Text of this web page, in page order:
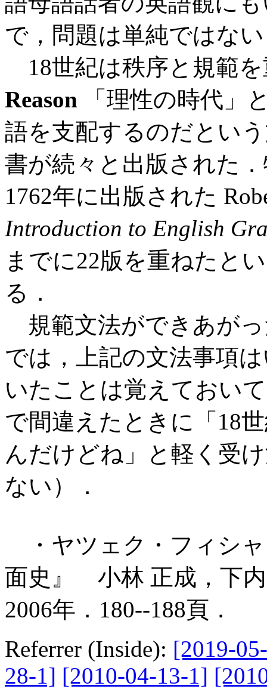
で，問題は単純ではな
18世紀は秩序と規範
Reason 「理性の時代」
語を支配するのだとい
書が続々と出版された
1762年に出版された
Introduction to English
までに22版を重ねたと
る．
規範文法ができあがっ
では，上記の文法事項
いたことは覚えておい
で間違えたときに「18
んだけどね」と軽く受
ない）．
・ヤツェク・フィシ
面史』 小林 正成，下
2006年．180--188頁．
Referrer (Inside): [2019-
28-1] [2010-04-13-1]